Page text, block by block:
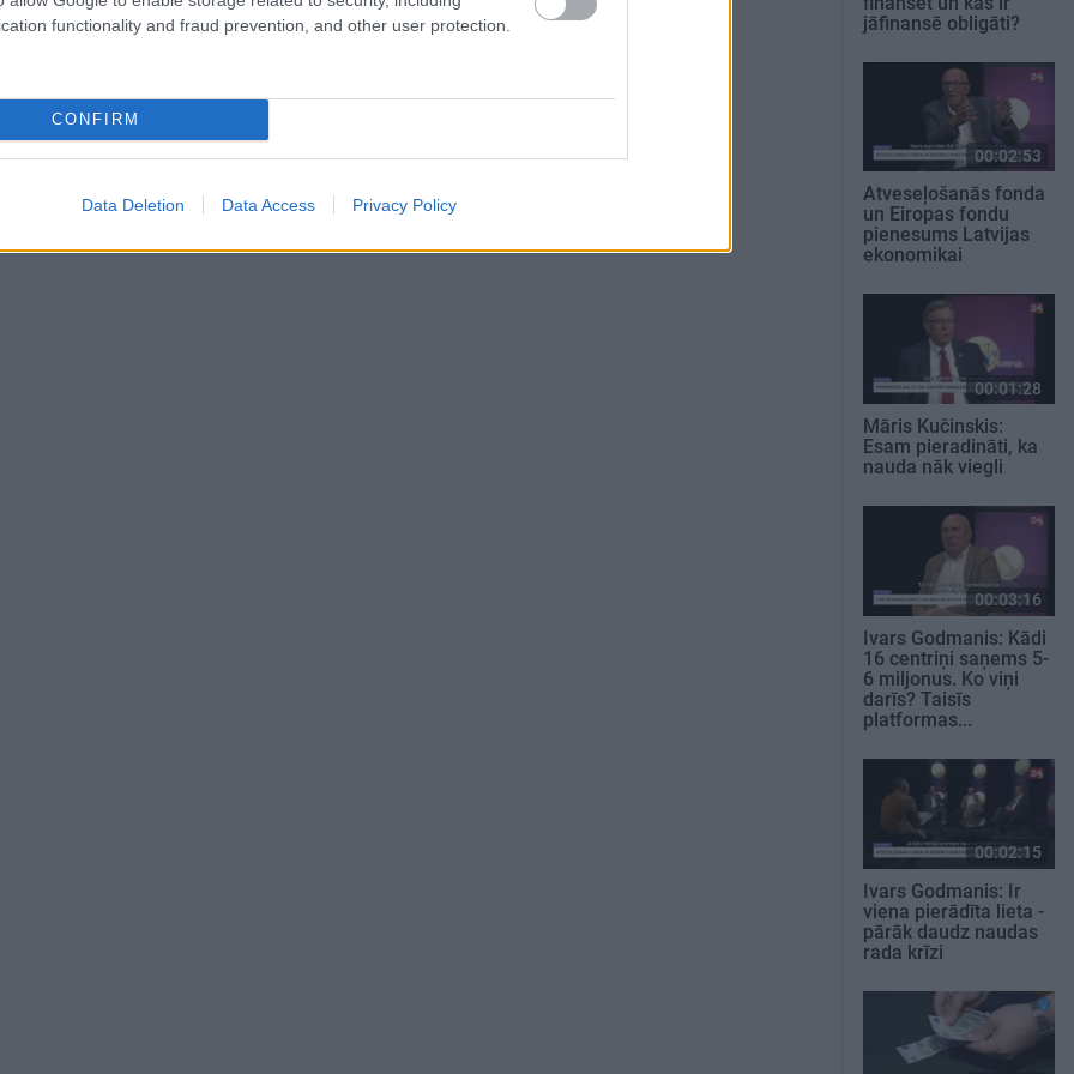
functionality and fraud prevention, and other user protection.
CONFIRM
Data Deletion Data Access Privacy Policy
jāfinansē obligāti?
00:02:53
Atveseļošanās fonda
un Eiropas fondu
pienesums Latvijas
ekonomikai
00:01:28
Māris Kučinskis:
Esam pieradināti, ka
nauda nāk viegli
00:03:16
Ivars Godmanis: Kādi
16 centriņi saņems 5-
6 miljonus. Ko viņi
darīs? Taisīs
platformas...
00:02:15
Ivars Godmanis: Ir
viena pierādīta lieta -
pārāk daudz naudas
rada krīzi